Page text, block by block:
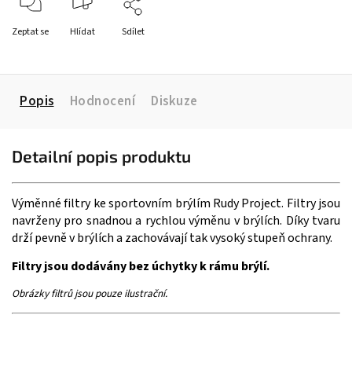
Zeptat se Hlídat Sdílet
Popis Hodnocení Diskuze
Detailní popis produktu
Výměnné filtry ke sportovním brýlím Rudy Project. Filtry jsou
navrženy pro snadnou a rychlou výměnu v brýlích. Díky tvaru
drží pevně v brýlích a zachovávají tak vysoký stupeň ochrany.
Filtry jsou dodávány bez úchytky k rámu brýlí.
Obrázky filtrů jsou pouze ilustrační.